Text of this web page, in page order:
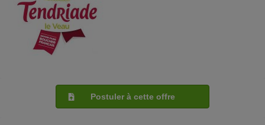
Postuler à cette offre